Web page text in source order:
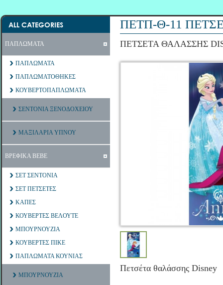
ALL CATEGORIES
ΠΑΠΛΩΜΑΤΑ
ΠΑΠΛΩΜΑΤΑ
ΠΑΠΛΩΜΑΤΟΘΗΚΕΣ
ΚΟΥΒΕΡΤΟΠΑΠΛΩΜΑΤΑ
ΣΕΝΤΟΝΙΑ ΞΕΝΟΔΟΧΕΙΟΥ
ΜΑΞΙΛΑΡΙΑ ΥΠΝΟΥ
ΒΡΕΦΙΚΑ ΒΕΒΕ
ΣΕΤ ΣΕΝΤΟΝΙΑ
ΣΕΤ ΠΕΤΣΕΤΕΣ
ΚΑΠΕΣ
ΚΟΥΒΕΡΤΕΣ ΒΕΛΟΥΤΕ
ΜΠΟΥΡΝΟΥΖΙΑ
ΚΟΥΒΕΡΤΕΣ ΠΙΚΕ
ΠΑΠΛΩΜΑΤΑ ΚΟΥΝΙΑΣ
ΜΠΟΥΡΝΟΥΖΙΑ
ΠΕΤΠ-Θ-11
ΠΕΤΣΕΤΑ ΘΑΛΑΣΣΗΣ
Πετσέτα θαλάσσης Disney